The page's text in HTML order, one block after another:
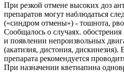
При резкой отмене высоких доз
препаратов могут наблюдаться
(«синдром отмены») - тошнота,
Сообщалось о случаях.
и появлении непроизвольных
(акатизия, дистония, дискинезия).
препарата рекомендуется
При назначении кветиапина